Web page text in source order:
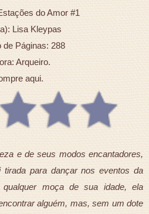
do Amor #1
Lisa Kleypas
de Páginas: 288
Arqueiro.
aqui.
e de seus modos encantadores,
tirada para dançar nos eventos da
qualquer moça de sua idade, ela
alguém, mas, sem um dote